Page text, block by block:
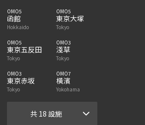
OMO5
函館
Hokkaido
OMO5
東京大塚
Tokyo
OMO5
東京五反田
Tokyo
OMO3
淺草
Tokyo
OMO3
東京赤坂
Tokyo
OMO7
橫濱
Yokohama
共 18 設施